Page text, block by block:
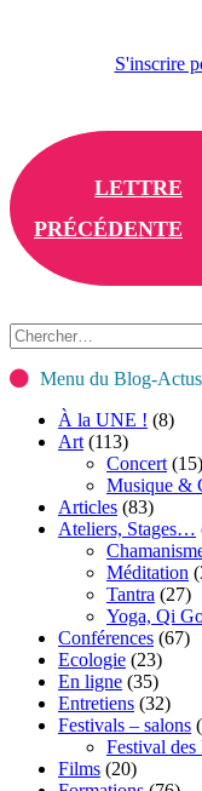
S'inscrire
LETTRE
PRÉCÉDENTE
Menu du Blog-Actus
À la UNE ! (8)
Art (113)
Concert (15)
Musique &
Articles (83)
Ateliers, Stages…
Méditation
Tantra (27)
Yoga, Qi
Conférences (67)
Ecologie (23)
En ligne (35)
Entretiens (32)
Festivals – salons
Festival
Films (20)